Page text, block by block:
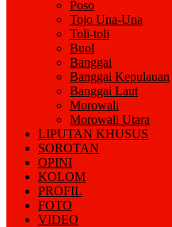
Poso
Tojo Una-Una
Toli-toli
Buol
Banggai
Banggai Kepulauan
Banggai Laut
Morowali
Morowali Utara
LIPUTAN KHUSUS
SOROTAN
OPINI
KOLOM
PROFIL
FOTO
VIDEO